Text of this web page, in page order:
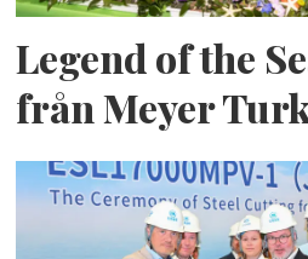
Legend of the
från Meyer